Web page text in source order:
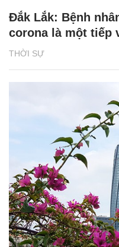
THỜI SỰ
Đắk Lắk: Bệnh
corona là một tiếp